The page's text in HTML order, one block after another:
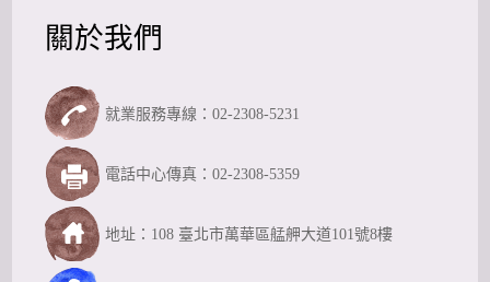
關於我們
就業服務專線：02-2308-5231
電話中心傳真：02-2308-5359
地址：108 臺北市萬華區艋舺大道101號8樓